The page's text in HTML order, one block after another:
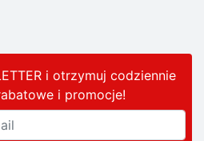
i otrzymuj codziennie
i promocje!